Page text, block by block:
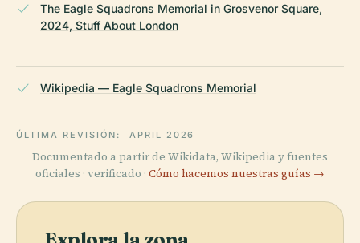
The Eagle Squadrons Memorial in Grosvenor Square,
2024, Stuff About London
Wikipedia — Eagle Squadrons Memorial
ÚLTIMA REVISIÓN: APRIL 2026
Documentado a partir de Wikidata, Wikipedia y fuentes
oficiales · verificado · Cómo hacemos nuestras guías →